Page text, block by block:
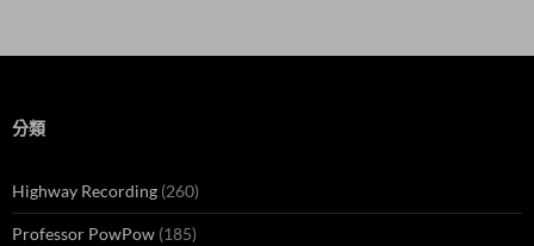
分類
Highway Recording (260)
Professor PowPow (185)